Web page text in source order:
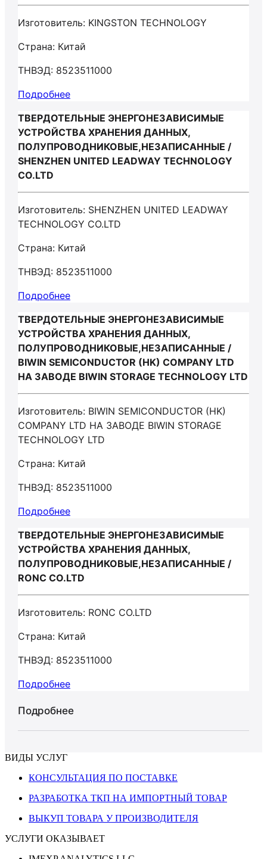
Изготовитель: KINGSTON TECHNOLOGY
Страна: Китай
ТНВЭД: 8523511000
Подробнее
ТВЕРДОТЕЛЬНЫЕ ЭНЕРГОНЕЗАВИСИМЫЕ
УСТРОЙСТВА ХРАНЕНИЯ ДАННЫХ,
ПОЛУПРОВОДНИКОВЫЕ,НЕЗАПИСАННЫЕ /
SHENZHEN UNITED LEADWAY TECHNOLOGY
CO.LTD
Изготовитель: SHENZHEN UNITED LEADWAY
TECHNOLOGY CO.LTD
Страна: Китай
ТНВЭД: 8523511000
Подробнее
ТВЕРДОТЕЛЬНЫЕ ЭНЕРГОНЕЗАВИСИМЫЕ
УСТРОЙСТВА ХРАНЕНИЯ ДАННЫХ,
ПОЛУПРОВОДНИКОВЫЕ,НЕЗАПИСАННЫЕ /
BIWIN SEMICONDUCTOR (HK) COMPANY LTD
НА ЗАВОДЕ BIWIN STORAGE TECHNOLOGY LTD
Изготовитель: BIWIN SEMICONDUCTOR (HK)
COMPANY LTD НА ЗАВОДЕ BIWIN STORAGE
TECHNOLOGY LTD
Страна: Китай
ТНВЭД: 8523511000
Подробнее
ТВЕРДОТЕЛЬНЫЕ ЭНЕРГОНЕЗАВИСИМЫЕ
УСТРОЙСТВА ХРАНЕНИЯ ДАННЫХ,
ПОЛУПРОВОДНИКОВЫЕ,НЕЗАПИСАННЫЕ /
RONC CO.LTD
Изготовитель: RONC CO.LTD
Страна: Китай
ТНВЭД: 8523511000
Подробнее
Подробнее
ВИДЫ УСЛУГ
КОНСУЛЬТАЦИЯ ПО ПОСТАВКЕ
РАЗРАБОТКА ТКП НА ИМПОРТНЫЙ ТОВАР
ВЫКУП ТОВАРА У ПРОИЗВОДИТЕЛЯ
УСЛУГИ ОКАЗЫВАЕТ